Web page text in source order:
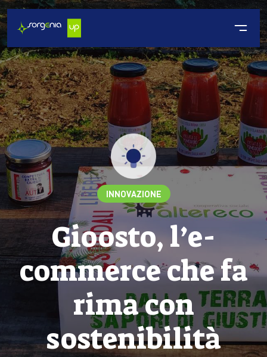
INNOVAZIONE
Gioosto, l’e-
commerce che fa
rima con
sostenibilità